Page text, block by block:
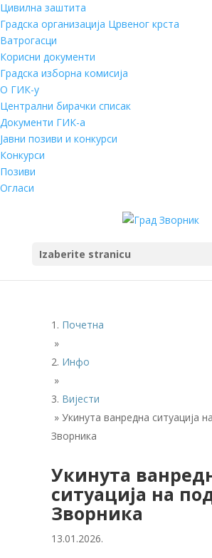
Цивилна заштита
Градска организација Црвеног крста
Ватрогасци
Корисни документи
Градска изборна комисија
О ГИК-у
Централни бирачки списак
Документи ГИК-а
Јавни позиви и конкурси
Конкурси
Позиви
Огласи
Izaberite stranicu
Почетна
»
Инфо
»
Вијести
»Укинута ванредна ситуација
Зворника
Укинута
ситуација на
Зворника
13.01.2026.